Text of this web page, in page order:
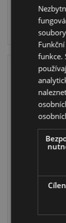
62 na
Panda
funkce.